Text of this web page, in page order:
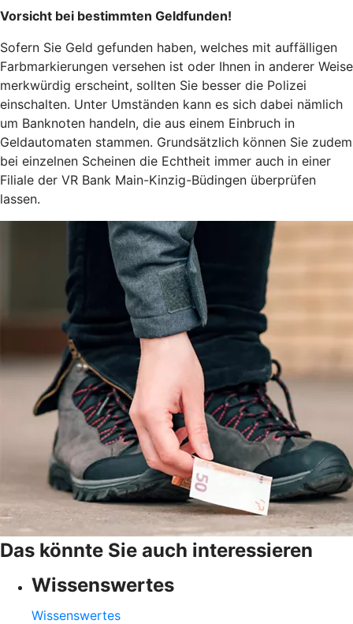
Vorsicht bei bestimmten Geldfunden!
Sofern Sie Geld gefunden haben, welches mit auffälligen
Farbmarkierungen versehen ist oder Ihnen in anderer Weise
merkwürdig erscheint, sollten Sie besser die Polizei
einschalten. Unter Umständen kann es sich dabei nämlich
um Banknoten handeln, die aus einem Einbruch in
Geldautomaten stammen. Grundsätzlich können Sie zudem
bei einzelnen Scheinen die Echtheit immer auch in einer
Filiale der VR Bank Main-Kinzig-Büdingen überprüfen
lassen.
Das könnte Sie auch interessieren
Wissenswertes
Wissenswertes